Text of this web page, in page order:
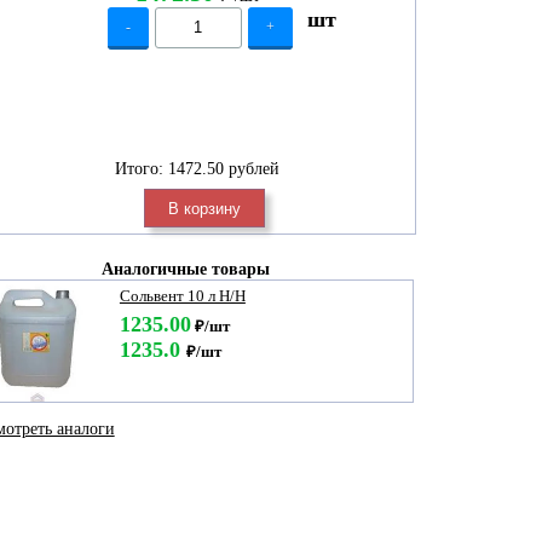
- + шт
Итого: 1472.50 рублей
В корзину
Аналогичные товары
Сольвент 10 л Н/Н
1235.00₽/шт
1235.0 ₽/шт
аналоги